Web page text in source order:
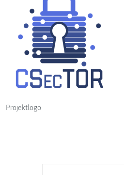
Projektlogo